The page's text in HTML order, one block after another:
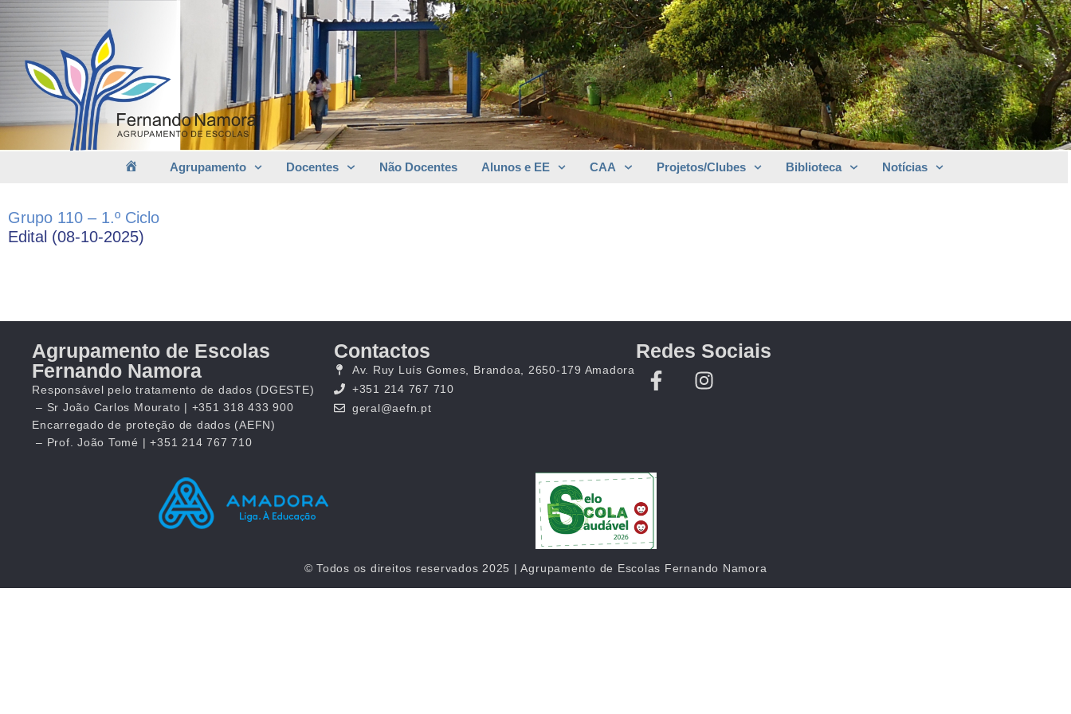
Agrupamento Docentes Não Docentes Alunos e EE CAA Projetos/Clubes Biblioteca Notícias
Grupo 110 – 1.º Ciclo
Edital (08-10-2025)
Agrupamento de Escolas
Fernando Namora
Responsável pelo tratamento de dados (DGESTE)
– Sr João Carlos Mourato | +351 318 433 900
Encarregado de proteção de dados (AEFN)
– Prof. João Tomé | +351 214 767 710
Contactos
Av. Ruy Luís Gomes, Brandoa, 2650-179 Amadora
+351 214 767 710
geral@aefn.pt
Redes Sociais
© Todos os direitos reservados 2025 | Agrupamento de Escolas Fernando Namora